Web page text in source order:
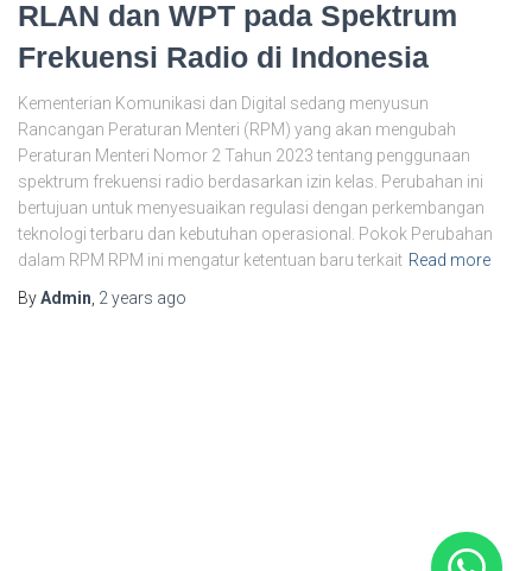
RLAN dan WPT pada Spektrum
Frekuensi Radio di Indonesia
Kementerian Komunikasi dan Digital sedang menyusun
Rancangan Peraturan Menteri (RPM) yang akan mengubah
Peraturan Menteri Nomor 2 Tahun 2023 tentang penggunaan
spektrum frekuensi radio berdasarkan izin kelas. Perubahan ini
bertujuan untuk menyesuaikan regulasi dengan perkembangan
teknologi terbaru dan kebutuhan operasional. Pokok Perubahan
dalam RPM RPM ini mengatur ketentuan baru terkait Read more
ByAdmin, 2 years ago